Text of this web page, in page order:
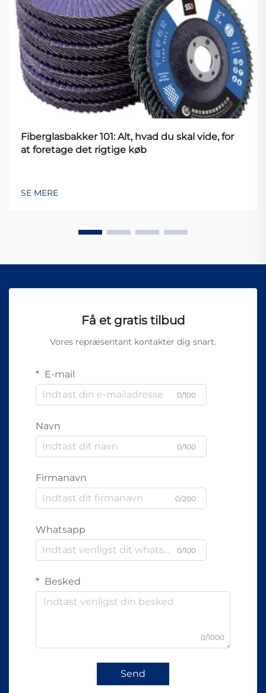
Fiberglasbakker 101: Alt, hvad du skal vide, for
at foretage det rigtige køb
SE MERE
Få et gratis tilbud
Vores repræsentant kontakter dig snart.
E-mail
0/100
Navn
0/100
Firmanavn
0/200
Whatsapp
0/100
Besked
0/1000
Send